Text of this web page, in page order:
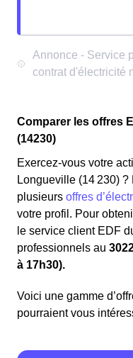
Comparer les offres
(14230)
Exercez-vous votre
Longueville (14 230)
plusieurs offres
votre profil. Pour
le service client EDF
professionnels au
à 17h30).
Voici une gamme
pourraient vous